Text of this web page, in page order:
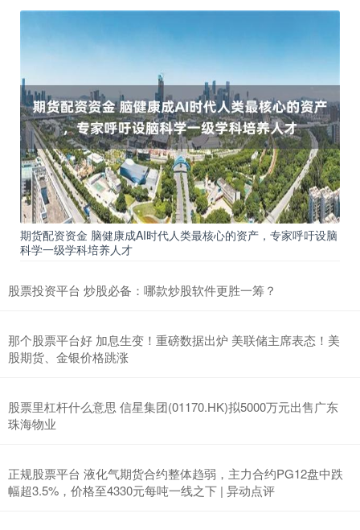
期货配资资金 脑健康成AI时代人类最核心的资产，专家呼吁设脑
科学一级学科培养人才
股票投资平台 炒股必备：哪款炒股软件更胜一筹？
那个股票平台好 加息生变！重磅数据出炉 美联储主席表态！美
股期货、金银价格跳涨
股票里杠杆什么意思 信星集团(01170.HK)拟5000万元出售广东
珠海物业
正规股票平台 液化气期货合约整体趋弱，主力合约PG12盘中跌
幅超3.5%，价格至4330元每吨一线之下 | 异动点评